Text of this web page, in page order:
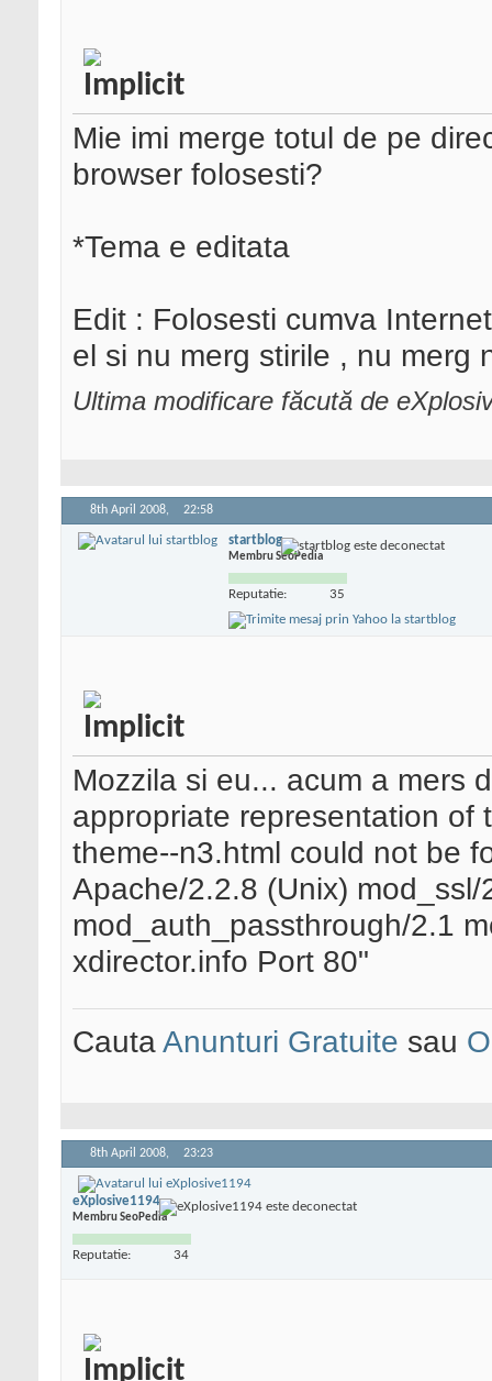
Mie imi merge totul de pe
browser folosesti?
*Tema e editata
Edit : Folosesti cumva
el si nu merg stirile , nu
Ultima modificare făcută de
8th April 2008, 22:58
startblog
Membru SeoPedia
Reputatie: 35
Mozzila si eu... acum a mers
appropriate representation of
theme--n3.html could not be
Apache/2.2.8 (Unix)
mod_auth_passthrough/2.1
xdirector.info Port 80"
CautaAnunturi Gratuite sau
8th April 2008, 23:23
eXplosive1194
Membru SeoPedia
Reputatie: 34